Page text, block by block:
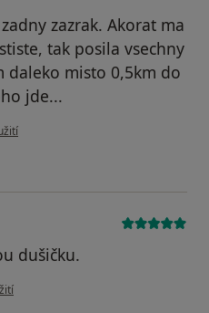
zazrak. Akorat ma
tak posila vsechny
daleko misto 0,5km do
jde...
Váš účet byl odstraněn
dušičku.
Pacient